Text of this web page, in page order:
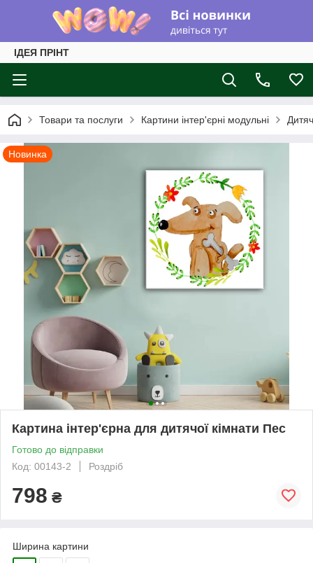
ІДЕЯ ПРІНТ
Товари та послуги Картини інтер'єрні модульні
Новинка
Картина інтер'єрна для дитячої кімнати Пес
Готово до відправки
Код: 00143-2
Роздріб
798 ₴
Ширина картини